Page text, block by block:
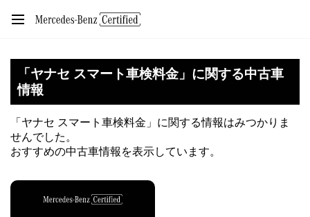
「ヤナセ スマート車検料金」に関する中古車
情報
「ヤナセ スマート車検料金」に関する情報はみつかりま
せんでした。
おすすめの中古車情報を表示しています。